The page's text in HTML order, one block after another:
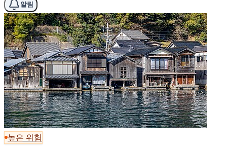
알림
높은 위험